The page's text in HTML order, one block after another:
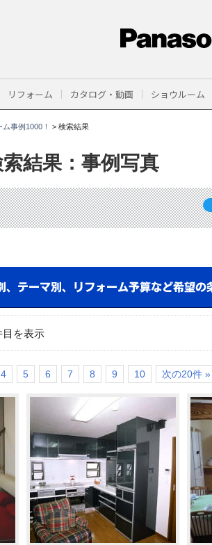
リフォーム カタログ・動画 ショウルーム
ム事例1000！ > 検索結果
結果：事例写真
目を表示
4 5 6 7 8 9 10 次の20件 »